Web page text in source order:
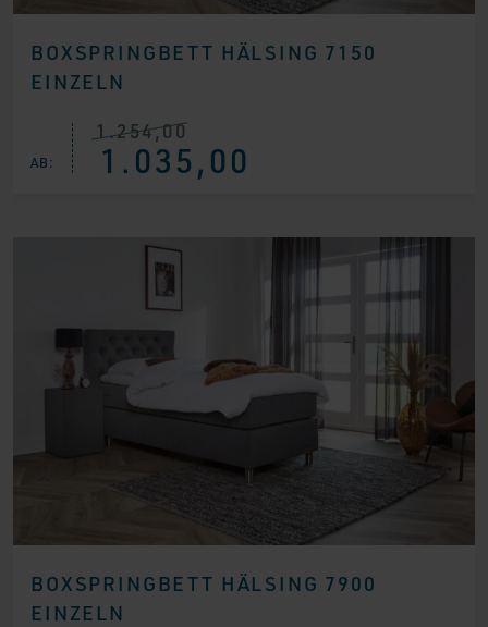
BOXSPRINGBETT HÄLSING 7150
EINZELN
AB:
1.254,00
Ursprünglicher
Preis
war:1.035,00
Aktueller
Preis
ist:
BOXSPRINGBETT HÄLSING 7900
EINZELN